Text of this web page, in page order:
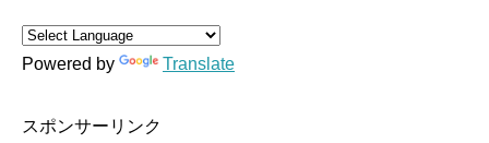
Powered by Translate
スポンサーリンク